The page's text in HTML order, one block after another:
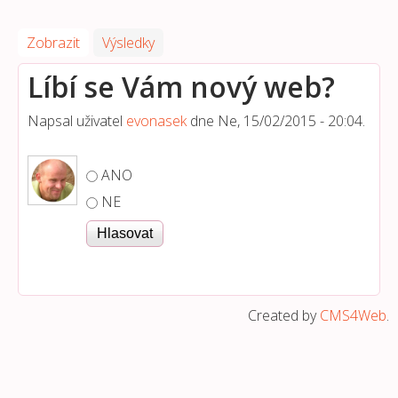
Zobrazit (aktivní záložka)
Výsledky
Líbí se Vám nový web?
Napsal uživatel evonasekdne Ne, 15/02/2015 - 20:04.
Možnosti výběru
ANO
NE
Created byCMS4Web.